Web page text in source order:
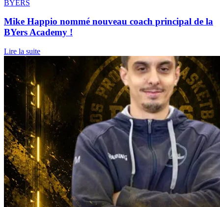
BYERS
Mike Happio nommé nouveau coach principal de la
BYers Academy !
Lire la suite